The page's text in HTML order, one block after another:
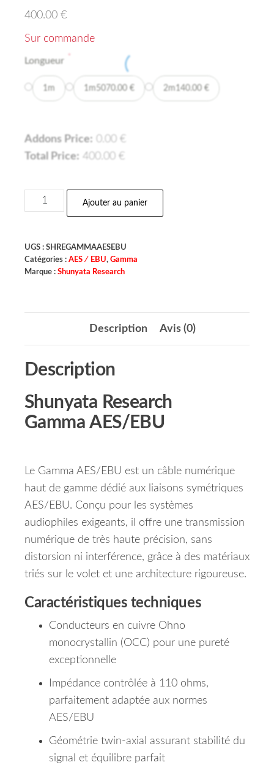
400.00 €
Sur commande
Longueur *
1m 1m5070.00 € 2m140.00 €
Addons Price: 0.00 €
Total Price: 400.00 €
Ajouter au panier
UGS : SHREGAMMAAESEBU
Catégories : AES ∕ EBU, Gamma
Marque : Shunyata Research
Description Avis (0)
Description
Shunyata Research
Gamma AES/EBU
Le Gamma AES/EBU est un câble numérique
haut de gamme dédié aux liaisons symétriques
AES/EBU. Conçu pour les systèmes
audiophiles exigeants, il offre une transmission
numérique de très haute précision, sans
distorsion ni interférence, grâce à des matériaux
triés sur le volet et une architecture rigoureuse.
Caractéristiques techniques
Conducteurs en cuivre Ohno
monocrystallin (OCC) pour une pureté
exceptionnelle
Impédance contrôlée à 110 ohms,
parfaitement adaptée aux normes
AES/EBU
Géométrie twin-axial assurant stabilité du
signal et équilibre parfait